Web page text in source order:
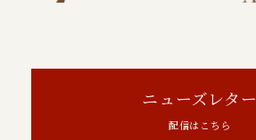
ニューズレター
配信はこちら